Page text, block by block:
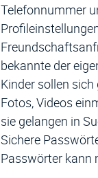
Telefonnummer
bekannte der
Kinder sollen
Fotos, Videos
sie gelangen in
Sichere
Passwörter kann